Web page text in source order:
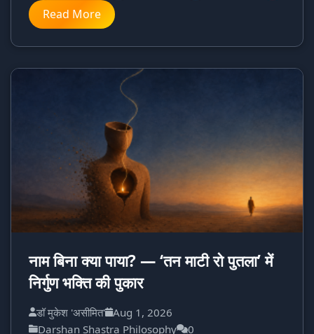
Read More
नाम बिना क्या पाया? — ‘तन माटी रो पुतला’ में
निर्गुण भक्ति की पुकार
डॉ मुकेश 'असीमित' Aug 1, 2026
Darshan Shastra Philosophy
0